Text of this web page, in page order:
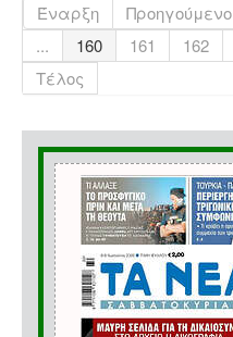
Έναρξη Προηγούμενο
...
160 161 162
Τέλος